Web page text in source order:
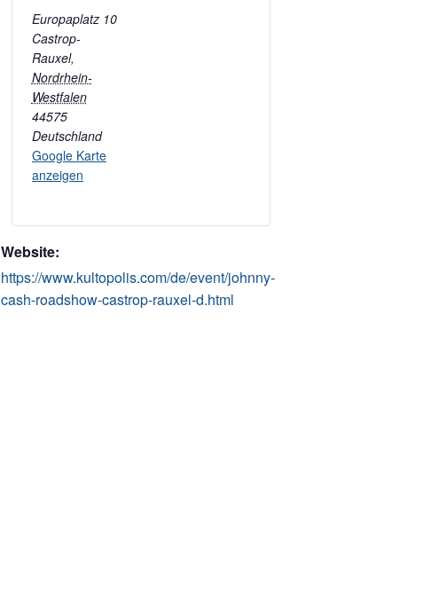
Europaplatz 10
Castrop-
Rauxel,
Nordrhein-
Westfalen
44575
Deutschland
Google Karte
anzeigen
Website:
https://www.kultopolis.com/de/event/johnny-
cash-roadshow-castrop-rauxel-d.html